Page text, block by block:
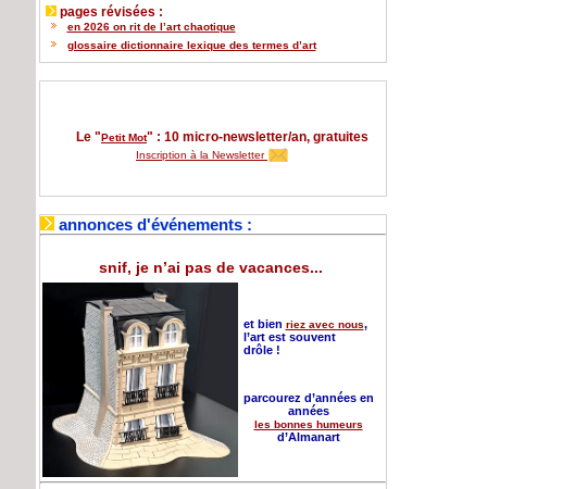
pages révisées :
en 2026 on rit de l’art chaotique
glossaire dictionnaire lexique des termes d’art
Le "Petit Mot" : 10 micro-newsletter/an, gratuites
Inscription à la Newsletter
annonces d'événements :
snif, je n’ai pas de vacances...
et bien riez avec nous,
l’art est souvent
drôle !
parcourez d’années en
années
les bonnes humeurs
d’Almanart